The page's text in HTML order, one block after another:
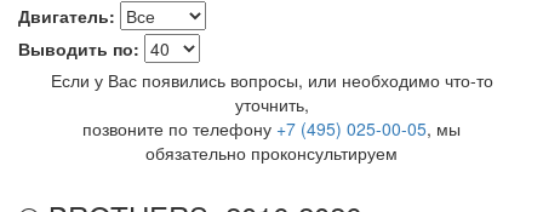
Двигатель:
Выводить по:
Если у Вас появились вопросы, или необходимо что-то
уточнить,
позвоните по телефону +7 (495) 025-00-05, мы
обязательно проконсультируем